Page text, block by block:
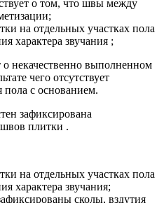
о том, что швы между
на отдельных участках пола
характера звучания ;
о некачественно выполненном
чего отсутствует
пола с основанием.
зафиксирована
швов плитки .
на отдельных участках пола
характера звучания;
сколы, вздутия